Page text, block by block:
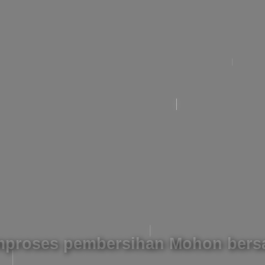
pembersihan Mohon